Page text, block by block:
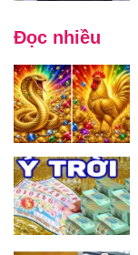
Đọc nhiều